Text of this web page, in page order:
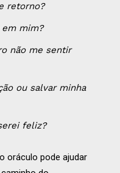
retorno?
mim?
não me sentir
ou salvar minha
feliz?
oráculo pode ajudar